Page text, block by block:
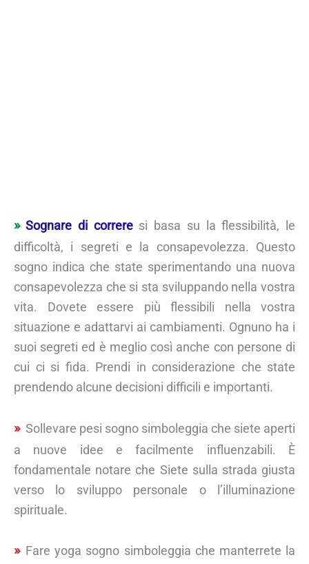
Sognare di correresi basa su la flessibilità, le
difficoltà, i segreti e la consapevolezza. Questo
sogno indica che state sperimentando una nuova
consapevolezza che si sta sviluppando nella vostra
vita. Dovete essere più flessibili nella vostra
situazione e adattarvi ai cambiamenti. Ognuno ha i
suoi segreti ed è meglio così anche con persone di
cui ci si fida. Prendi in considerazione che state
prendendo alcune decisioni difficili e importanti.
Sollevare pesi sogno simboleggia che siete aperti
a nuove idee e facilmente influenzabili. È
fondamentale notare che Siete sulla strada giusta
verso lo sviluppo personale o l’illuminazione
spirituale.
Fare yoga sogno simboleggia che manterrete la